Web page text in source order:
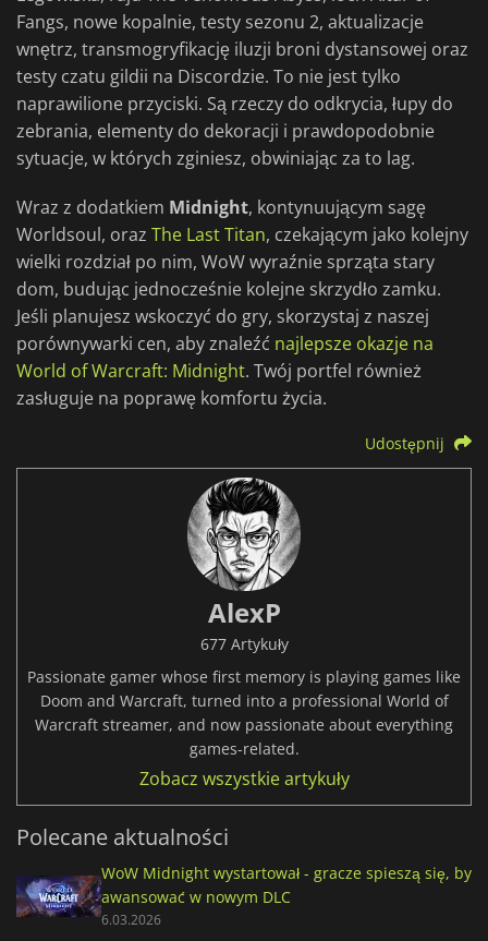
Fangs, nowe kopalnie, testy sezonu 2, aktualizacje
wnętrz, transmogryfikację iluzji broni dystansowej oraz
testy czatu gildii na Discordzie. To nie jest tylko
naprawilione przyciski. Są rzeczy do odkrycia, łupy do
zebrania, elementy do dekoracji i prawdopodobnie
sytuacje, w których zginiesz, obwiniając za to lag.
Wraz z dodatkiem Midnight, kontynuującym sagę
Worldsoul, oraz The Last Titan, czekającym jako kolejny
wielki rozdział po nim, WoW wyraźnie sprząta stary
dom, budując jednocześnie kolejne skrzydło zamku.
Jeśli planujesz wskoczyć do gry, skorzystaj z naszej
porównywarki cen, aby znaleźć najlepsze okazje na
World of Warcraft: Midnight. Twój portfel również
zasługuje na poprawę komfortu życia.
Udostępnij
AlexP
677 Artykuły
Passionate gamer whose first memory is playing games like
Doom and Warcraft, turned into a professional World of
Warcraft streamer, and now passionate about everything
games-related.
Zobacz wszystkie artykuły
Polecane aktualności
WoW Midnight wystartował - gracze spieszą się, by
awansować w nowym DLC
6.03.2026